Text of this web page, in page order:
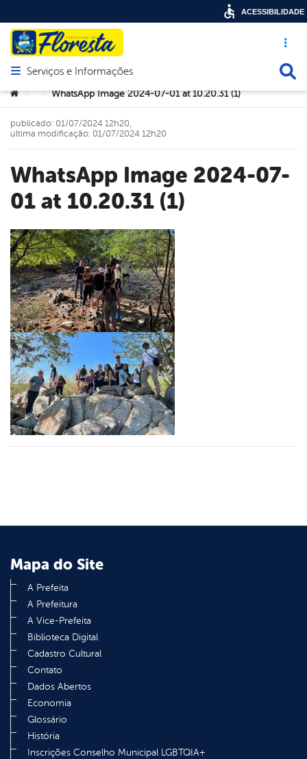
Acesso
Abrir menu principal de navegação
Serviços e Informações
Você está aqui:
> > WhatsApp Image 2024-07-01 at 10.20.31 (1)
WhatsApp Image 2024-07-
01 at 10.20.31 (1)
publicado: 01/07/2024 12h20,
última modificação: 01/07/2024 12h20
Mapa do Site
A Prefeita
A Prefeitura
A Vice-Prefeita
Biblioteca Digital
Cadastro Cultural
Contato
Dados Abertos
Economia
Glossário
História
Inscrições Conselho Municipal LGBTQIA+
ACESSIBILIDADE